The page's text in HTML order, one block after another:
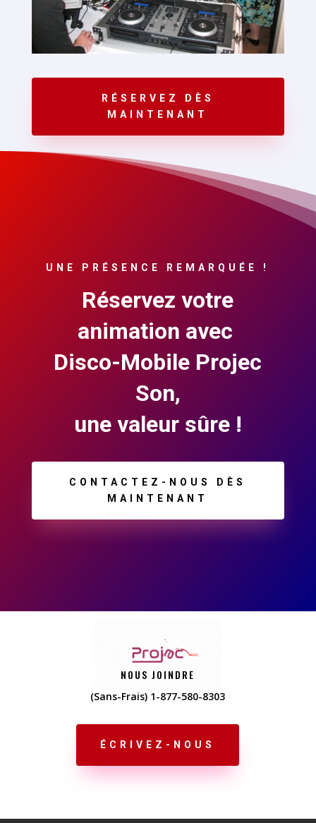
RÉSERVEZ DÈS
MAINTENANT
UNE PRÉSENCE REMARQUÉE !
Réservez votre
animation avec
Disco-Mobile Projec
Son,
une valeur sûre !
CONTACTEZ-NOUS DÈS
MAINTENANT
NOUS JOINDRE
(Sans-Frais) 1-877-580-8303
ÉCRIVEZ-NOUS